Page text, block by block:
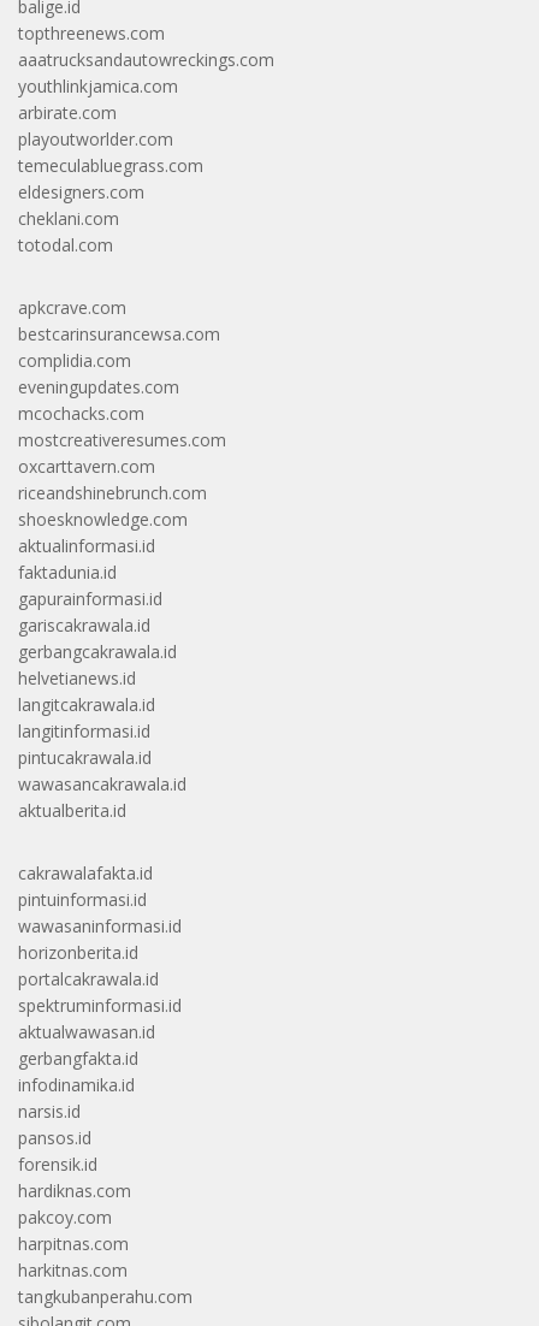
balige.id
topthreenews.com
aaatrucksandautowreckings.com
youthlinkjamica.com
arbirate.com
playoutworlder.com
temeculabluegrass.com
eldesigners.com
cheklani.com
totodal.com
apkcrave.com
bestcarinsurancewsa.com
complidia.com
eveningupdates.com
mcochacks.com
mostcreativeresumes.com
oxcarttavern.com
riceandshinebrunch.com
shoesknowledge.com
aktualinformasi.id
faktadunia.id
gapurainformasi.id
gariscakrawala.id
gerbangcakrawala.id
helvetianews.id
langitcakrawala.id
langitinformasi.id
pintucakrawala.id
wawasancakrawala.id
aktualberita.id
cakrawalafakta.id
pintuinformasi.id
wawasaninformasi.id
horizonberita.id
portalcakrawala.id
spektruminformasi.id
aktualwawasan.id
gerbangfakta.id
infodinamika.id
narsis.id
pansos.id
forensik.id
hardiknas.com
pakcoy.com
harpitnas.com
harkitnas.com
tangkubanperahu.com